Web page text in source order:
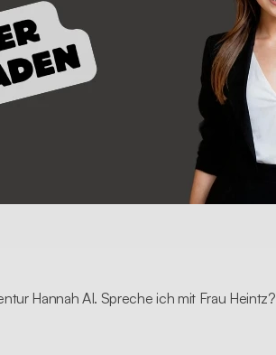
Hannah AI. Spreche ich mit Frau Heintz?